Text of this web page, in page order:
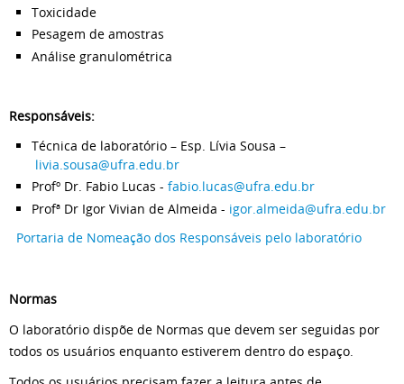
Toxicidade
Pesagem de amostras
Análise granulométrica
Responsáveis:
Técnica de laboratório – Esp. Lívia Sousa –
livia.sousa@ufra.edu.br
Profº Dr. Fabio Lucas - fabio.lucas@ufra.edu.br
Profª Dr Igor Vivian de Almeida - igor.almeida@ufra.edu.br
Portaria de Nomeação dos Responsáveis pelo laboratório
Normas
O laboratório dispõe de Normas que devem ser seguidas por
todos os usuários enquanto estiverem dentro do espaço.